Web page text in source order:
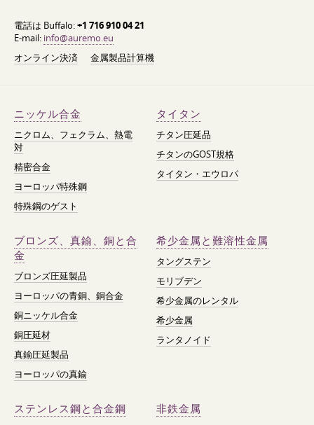
電話は Buffalo:+1 716 910 04 21
E-mail: info@auremo.eu
オンライン決済
金属製品計算機
ニッケル合金
ニクロム、フェクラム、熱電
対
精密合金
ヨーロッパ特殊鋼
特殊鋼のゲスト
タイタン
チタン圧延品
チタンのGOST規格
タイタン・エウロパ
ブロンズ、真鍮、銅と合
金
ブロンズ圧延製品
ヨーロッパの青銅、銅合金
銅ニッケル合金
銅圧延材
真鍮圧延製品
ヨーロッパの真鍮
希少金属と難溶性金属
タングステン
モリブデン
希少金属のレンタル
希少金属
ランタノイド
ステンレス鋼と合金鋼 非鉄金属